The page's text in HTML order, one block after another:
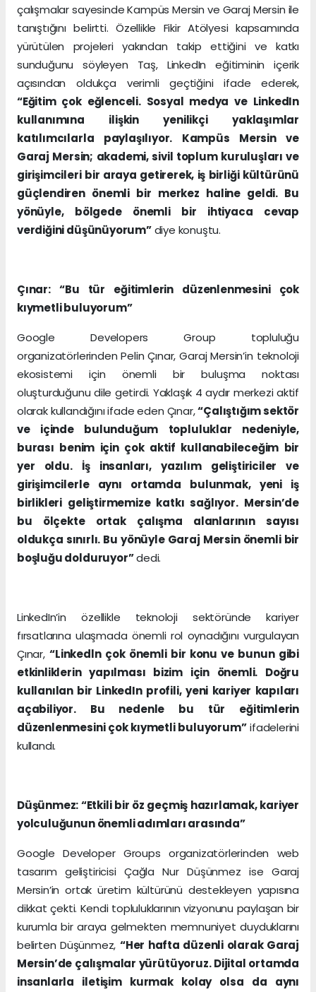
çalışmalar sayesinde Kampüs Mersin ve Garaj Mersin ile
tanıştığını belirtti. Özellikle Fikir Atölyesi kapsamında
yürütülen projeleri yakından takip ettiğini ve katkı
sunduğunu söyleyen Taş, LinkedIn eğitiminin içerik
açısından oldukça verimli geçtiğini ifade ederek,
“Eğitim çok eğlenceli. Sosyal medya ve LinkedIn
kullanımına ilişkin yenilikçi yaklaşımlar
katılımcılarla paylaşılıyor. Kampüs Mersin ve
Garaj Mersin; akademi, sivil toplum kuruluşları ve
girişimcileri bir araya getirerek, iş birliği kültürünü
güçlendiren önemli bir merkez haline geldi. Bu
yönüyle, bölgede önemli bir ihtiyaca cevap
verdiğini düşünüyorum”diye konuştu.
Çınar: “Bu tür eğitimlerin düzenlenmesini çok
kıymetli buluyorum”
Google Developers Group topluluğu
organizatörlerinden Pelin Çınar, Garaj Mersin’in teknoloji
ekosistemi için önemli bir buluşma noktası
oluşturduğunu dile getirdi. Yaklaşık 4 aydır merkezi aktif
olarak kullandığını ifade eden Çınar,“Çalıştığım sektör
ve içinde bulunduğum topluluklar nedeniyle,
burası benim için çok aktif kullanabileceğim bir
yer oldu. İş insanları, yazılım geliştiriciler ve
girişimcilerle aynı ortamda bulunmak, yeni iş
birlikleri geliştirmemize katkı sağlıyor. Mersin’de
bu ölçekte ortak çalışma alanlarının sayısı
oldukça sınırlı. Bu yönüyle Garaj Mersin önemli bir
boşluğu dolduruyor”dedi.
LinkedIn’in özellikle teknoloji sektöründe kariyer
fırsatlarına ulaşmada önemli rol oynadığını vurgulayan
Çınar,“Linkedln çok önemli bir konu ve bunun gibi
etkinliklerin yapılması bizim için önemli. Doğru
kullanılan bir LinkedIn profili, yeni kariyer kapıları
açabiliyor. Bu nedenle bu tür eğitimlerin
düzenlenmesini çok kıymetli buluyorum”ifadelerini
kullandı.
Düşünmez: “Etkili bir öz geçmiş hazırlamak, kariyer
yolculuğunun önemli adımları arasında”
Google Developer Groups organizatörlerinden web
tasarım geliştiricisi Çağla Nur Düşünmez ise Garaj
Mersin’in ortak üretim kültürünü destekleyen yapısına
dikkat çekti. Kendi topluluklarının vizyonunu paylaşan bir
kurumla bir araya gelmekten memnuniyet duyduklarını
belirten Düşünmez, “Her hafta düzenli olarak Garaj
Mersin’de çalışmalar yürütüyoruz. Dijital ortamda
insanlarla iletişim kurmak kolay olsa da aynı